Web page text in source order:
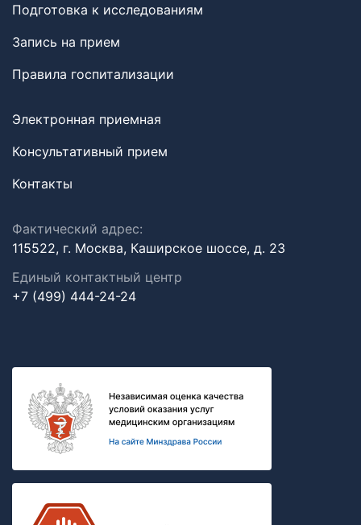
Подготовка к исследованиям
Запись на прием
Правила госпитализации
Электронная приемная
Консультативный прием
Контакты
Фактический адрес:
115522, г. Москва, Каширское шоссе, д. 23
Единый контактный центр
+7 (499) 444-24-24